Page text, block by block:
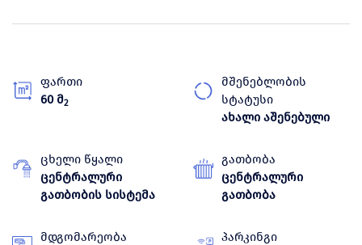
ფართი
60 მ2
მშენებლობის
სტატუსი
ახალი აშენებული
ცხელი წყალი
ცენტრალური
გათბობის სისტემა
გათბობა
ცენტრალური
გათბობა
მდგომარეობა
პარკინგი